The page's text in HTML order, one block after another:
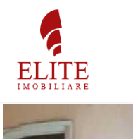
ELITE
Main Nav